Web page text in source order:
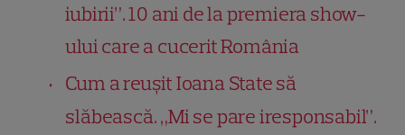
iubirii”. 10 ani de la premiera show-
ului care a cucerit România
Cum a reușit Ioana State să
slăbească. „Mi se pare iresponsabil”.